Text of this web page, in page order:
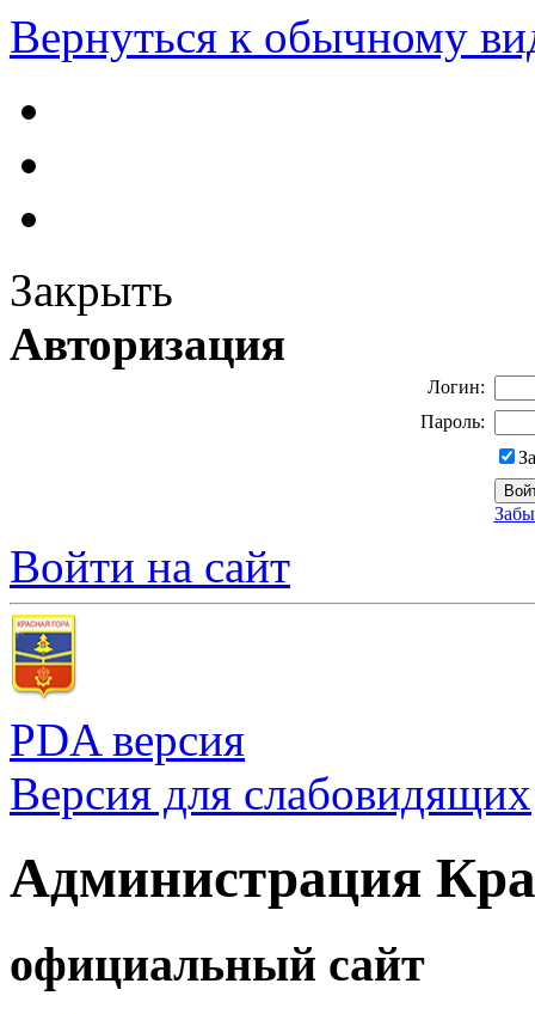
Вернуться к обычному
Закрыть
Авторизация
Логин:
Пароль:
Войти на сайт
PDA версия
Версия для слабовидящих
Администрация
официальный сайт